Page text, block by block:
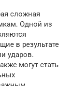
сложная
Одной из
в результате
ударов.
могут стать